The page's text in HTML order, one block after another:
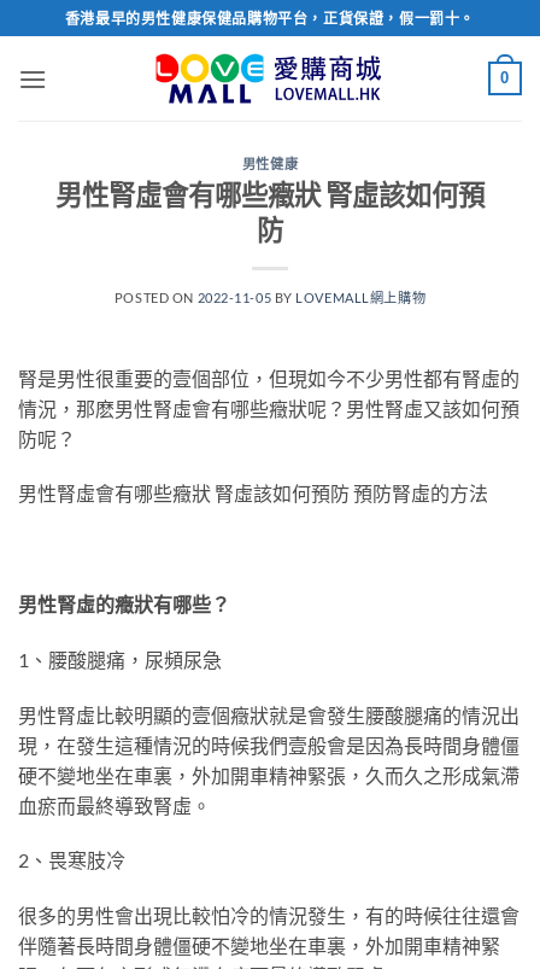
to
content
香港最早的男性健康保健品購物平台，正貨保證，假一罰十。
0
男性健康
男性腎虛會有哪些癥狀 腎虛該如何預
防
POSTED ON 2022-11-05 BY LOVEMALL網上購物
腎是男性很重要的壹個部位，但現如今不少男性都有腎虛的
情況，那麽男性腎虛會有哪些癥狀呢？男性腎虛又該如何預
防呢？
男性腎虛會有哪些癥狀 腎虛該如何預防 預防腎虛的方法
男性腎虛的癥狀有哪些？
1、腰酸腿痛，尿頻尿急
男性腎虛比較明顯的壹個癥狀就是會發生腰酸腿痛的情況出
現，在發生這種情況的時候我們壹般會是因為長時間身體僵
硬不變地坐在車裏，外加開車精神緊張，久而久之形成氣滯
血瘀而最終導致腎虛。
2、畏寒肢冷
很多的男性會出現比較怕冷的情況發生，有的時候往往還會
伴隨著長時間身體僵硬不變地坐在車裏，外加開車精神緊